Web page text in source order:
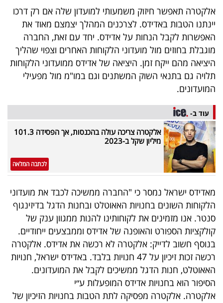
מייל
אדום
פרסמו
עקבו
אחרינו:
אלקטרה תאפשר חיזוק משמעותי למועדון שלה אם רק דרכו
יינתנו הטבות באדידס. לצרכנים המהלך יצמצם מאוד את
האפשרות לקבל הנחות על אדידס. יחד עם זאת, החברה
מוגבלת בחוזים מול מועדוני הלקוחות האחרים וצפוי שהליך
היציאה מהם ייקח זמן. היציאה של אדידס ממועדוני הלקוחות
תלויה גם בתנאי השוק המשתנים וגם במו"מ מול מפעילי
המועדונים.
עוד ב-
אלקטרה צריכה עולה בהכנסות, אך הפסידה 101.3
מיליון שקל ב-2023
לכתבה המלאה
מאדידס ישראל נמסר כי "החברה ממשיכה לכבד את מועדוני
הלקוחות השונים בחנויות האאוטלט ובחנות הדגל בדיזינגוף
סנטר. אנו מזמינים את לקוחותינו להנות ממגוון ענק של
קולקציות הספורט והאופנה של אדידס וממבצעים ייחודיים.
בנוסף חשוב לדייק: אלקטרה לא רכשה את אדידס. אלקטרה
רכשה זכות זיכיון על 47 חנויות בלבד. באדידס ישראל, חנויות
האאוטלט, חנות הדגל ממשיכים לקבל את המועדונים.
הסיפור הוא בחנויות אדידס המופעלות ע״י
אלקטרה. אלקטרה מפסיקה לתת הטבות בחנויות הזיכיון של